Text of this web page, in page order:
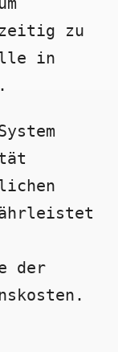
zu
in
der